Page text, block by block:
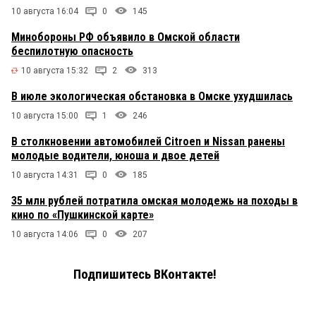
10 августа 16:04 0 145
Минобороны РФ объявило в Омской области
беспилотную опасность
10 августа 15:32 2 313
В июле экологическая обстановка в Омске ухудшилась
10 августа 15:00 1 246
В столкновении автомобилей Citroen и Nissan ранены
молодые водители, юноша и двое детей
10 августа 14:31 0 185
35 млн рублей потратила омская молодежь на походы в
кино по «Пушкинской карте»
10 августа 14:06 0 207
Подпишитесь ВКонтакте!